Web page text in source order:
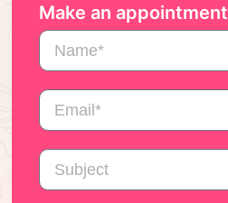
Make an appointment